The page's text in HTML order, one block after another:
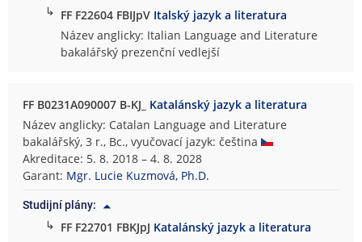
↳ FF F22604 FBIJpV Italský jazyk a literatura
Název anglicky: Italian Language and Literature
bakalářský prezenční vedlejší
FF B0231A090007 B-KJ_ Katalánský jazyk a literatura
Název anglicky: Catalan Language and Literature
bakalářský, 3 r., Bc., vyučovací jazyk: čeština
Akreditace: 5. 8. 2018 – 4. 8. 2028
Garant: Mgr. Lucie Kuzmová, Ph.D.
Studijní plány:
↳ FF F22701 FBKJpJ Katalánský jazyk a literatura